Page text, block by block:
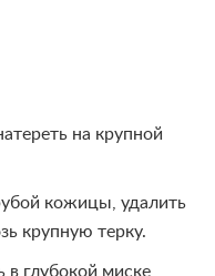
на крупной
кожицы, удалить
крупную терку.
глубокой миске,